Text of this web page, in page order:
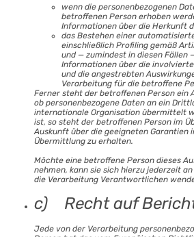
wenn die personenbezogenen
betroffenen Person erhoben
Informationen über die Herkunft
das Bestehen einer
einschließlich Profiling gemäß
und — zumindest in diesen Fällen
Informationen über die
und die angestrebten
Verarbeitung für die betroffene
Ferner steht der betroffenen Person ein
ob personenbezogene Daten an ein
internationale Organisation übermittelt
ist, so steht der betroffenen Person im
Auskunft über die geeigneten Garantien
Übermittlung zu erhalten.
Möchte eine betroffene Person dieses
nehmen, kann sie sich hierzu jederzeit
die Verarbeitung Verantwortlichen
c) Recht auf
Jede von der Verarbeitung